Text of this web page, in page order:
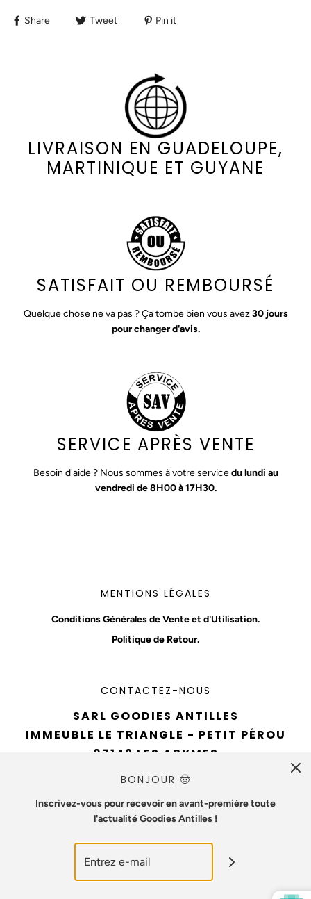
Share Tweet Pin it
LIVRAISON EN GUADELOUPE,
MARTINIQUE ET GUYANE
SATISFAIT OU REMBOURSÉ
Quelque chose ne va pas ? Ça tombe bien vous avez30 jours
pour changer d'avis.
SERVICE APRÈS VENTE
Besoin d'aide ? Nous sommes à votre servicedu lundi au
vendredi de 8H00 à 17H30.
MENTIONS LÉGALES
Conditions Générales de Vente et d'Utilisation.
Politique de Retour.
CONTACTEZ-NOUS
SARL GOODIES ANTILLES
IMMEUBLE LE TRIANGLE - PETIT PÉROU
97142 LES ABYMES
TÉL : 0690 94 61 93
CONTACT@GOODIESANTILLES.COM
NUMÉRO SIREN : 890715642
BONJOUR 🤠
Inscrivez-vous pour recevoir en avant-première toute
l'actualité Goodies Antilles !